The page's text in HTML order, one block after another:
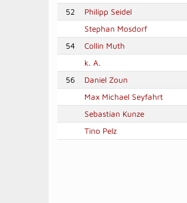
52
Philipp Seidel
Stephan Mosdorf
54
Collin Muth
k. A.
56
Daniel Zoun
Max Michael Seyfahrt
Sebastian Kunze
Tino Pelz